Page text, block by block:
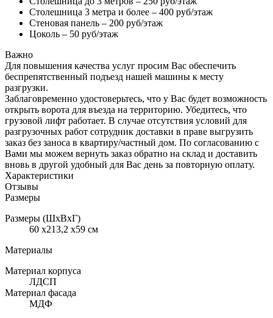
Столешница 3 метра и более – 400 руб/этаж
Стеновая панель – 200 руб/этаж
Цоколь – 50 руб/этаж
Важно
Для повышения качества услуг просим Вас обеспечить
беспрепятственный подъезд нашей машины к месту
разгрузки.
Заблаговременно удостоверьтесь, что у Вас будет возможность
открыть ворота для въезда на территорию. Убедитесь, что
грузовой лифт работает. В случае отсутствия условий для
разгрузочных работ сотрудник доставки в праве выгрузить
заказ без заноса в квартиру/частный дом. По согласованию с
Вами мы можем вернуть заказ обратно на склад и доставить
вновь в другой удобный для Вас день за повторную оплату.
Характеристики
Отзывы
Размеры
Размеры (ШхВхГ)
60 x213,2 x59 см
Материалы
Материал корпуса
ЛДСП
Материал фасада
МДФ